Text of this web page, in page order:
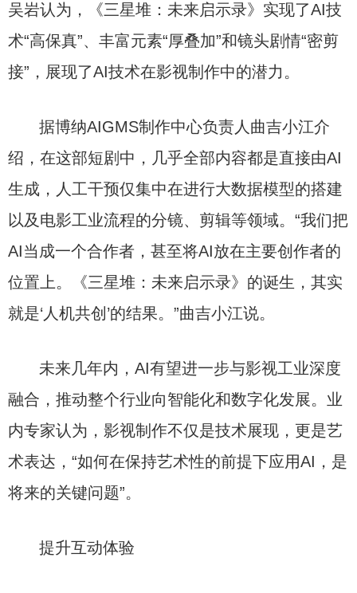
吴岩认为，《三星堆：未来启示录》实现了AI技
术“高保真”、丰富元素“厚叠加”和镜头剧情“密剪
接”，展现了AI技术在影视制作中的潜力。
据博纳AIGMS制作中心负责人曲吉小江介
绍，在这部短剧中，几乎全部内容都是直接由AI
生成，人工干预仅集中在进行大数据模型的搭建
以及电影工业流程的分镜、剪辑等领域。“我们把
AI当成一个合作者，甚至将AI放在主要创作者的
位置上。《三星堆：未来启示录》的诞生，其实
就是‘人机共创’的结果。”曲吉小江说。
未来几年内，AI有望进一步与影视工业深度
融合，推动整个行业向智能化和数字化发展。业
内专家认为，影视制作不仅是技术展现，更是艺
术表达，“如何在保持艺术性的前提下应用AI，是
将来的关键问题”。
提升互动体验